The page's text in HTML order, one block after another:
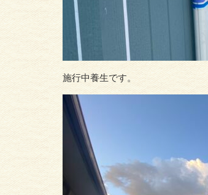
施行中養生です。